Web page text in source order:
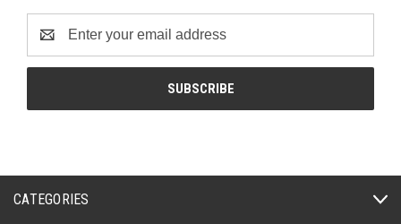
Address
CATEGORIES